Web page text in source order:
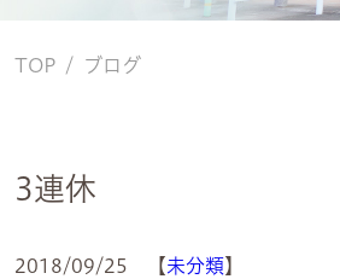
TOP ブログ
3連休
2018/09/25 【未分類】